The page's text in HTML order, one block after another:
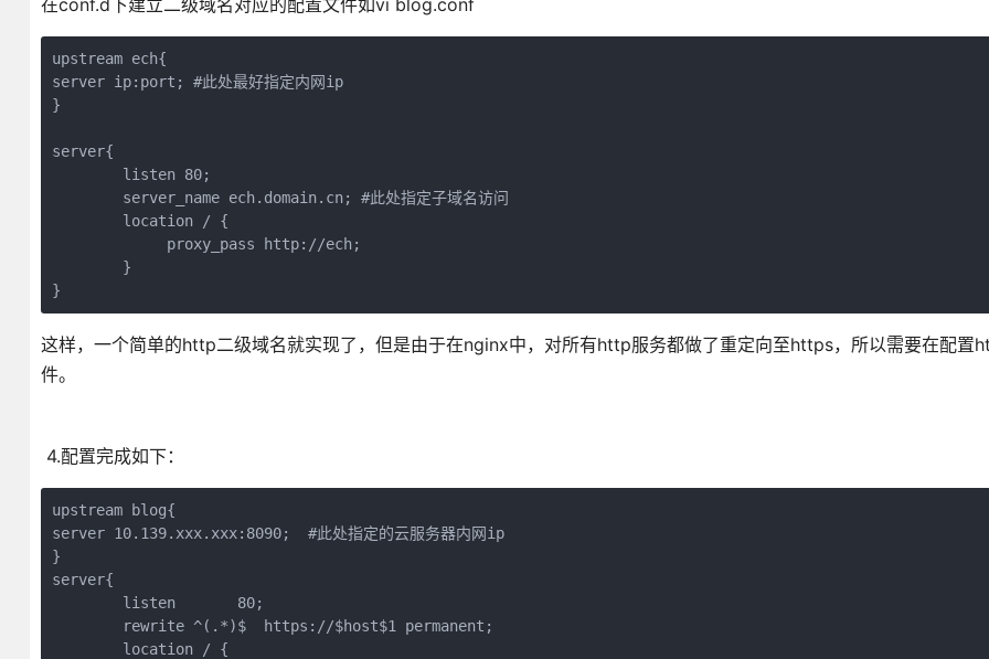
在conf.d下建立二级域名对应的配置文件如vi blog.conf
upstream ech{
server ip:port; #此处最好指定内网ip
}
server{
        listen 80;
        server_name ech.domain.cn; #此处指定子域名访问
        location / {
             proxy_pass http://ech;
        }
}
这样，一个简单的http二级域名就实现了，但是由于在nginx中，对所有http服务都做了重定向至https，所以需要在配置
件。
4.配置完成如下：
upstream blog{
server 10.139.xxx.xxx:8090;  #此处指定的云服务器内网ip
}
server{
        listen       80;
        rewrite ^(.*)$  https://$host$1 permanent;
        location / {